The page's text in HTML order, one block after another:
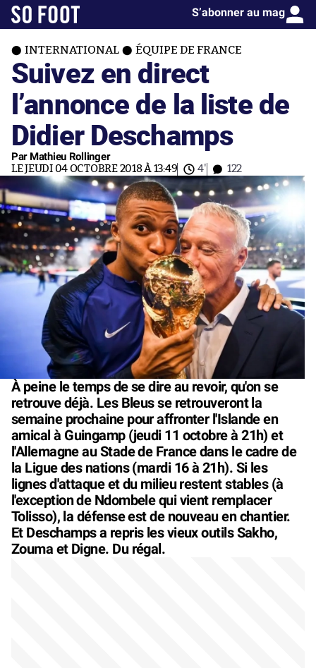
S’abonner au mag
INTERNATIONAL ÉQUIPE DE FRANCE
Suivez en direct
l’annonce de la liste de
Didier Deschamps
Par Mathieu Rollinger
LE JEUDI 04 OCTOBRE 2018 À 13:49 4' 122
À peine le temps de se dire au revoir, qu'on se
retrouve déjà. Les Bleus se retrouveront la
semaine prochaine pour affronter l'Islande en
amical à Guingamp (jeudi 11 octobre à 21h) et
l'Allemagne au Stade de France dans le cadre de
la Ligue des nations (mardi 16 à 21h). Si les
lignes d'attaque et du milieu restent stables (à
l'exception de Ndombele qui vient remplacer
Tolisso), la défense est de nouveau en chantier.
Et Deschamps a repris les vieux outils Sakho,
Zouma et Digne. Du régal.